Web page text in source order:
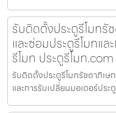
รับติดตั้งประตูรีโมทรั
และซ่อมประตูรีโมทแ
รีโมท ประตูรีโมท.com
รับติดตั้งประตูรีโมทรัชดาภิเษ
และการรับเปลี่ยนมอเตอร์ปร